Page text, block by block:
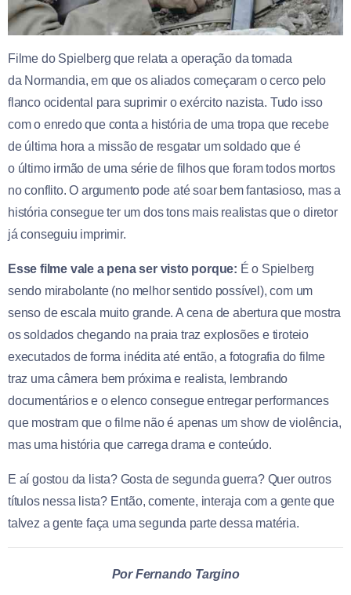
Filme do Spielberg que relata a operação da tomada
da Normandia, em que os aliados começaram o cerco pelo
flanco ocidental para suprimir o exército nazista. Tudo isso
com o enredo que conta a história de uma tropa que recebe
de última hora a missão de resgatar um soldado que é
o último irmão de uma série de filhos que foram todos mortos
no conflito. O argumento pode até soar bem fantasioso, mas a
história consegue ter um dos tons mais realistas que o diretor
já conseguiu imprimir.
Esse filme vale a pena ser visto porque: É o Spielberg
sendo mirabolante (no melhor sentido possível), com um
senso de escala muito grande. A cena de abertura que mostra
os soldados chegando na praia traz explosões e tiroteio
executados de forma inédita até então, a fotografia do filme
traz uma câmera bem próxima e realista, lembrando
documentários e o elenco consegue entregar performances
que mostram que o filme não é apenas um show de violência,
mas uma história que carrega drama e conteúdo.
E aí gostou da lista? Gosta de segunda guerra? Quer outros
títulos nessa lista? Então, comente, interaja com a gente que
talvez a gente faça uma segunda parte dessa matéria.
Por Fernando Targino